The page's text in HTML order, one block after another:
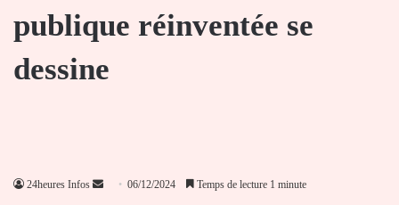
publique réinventée se
dessine
24heures Infos
Envoyer06/12/2024 Temps de lecture 1 minute